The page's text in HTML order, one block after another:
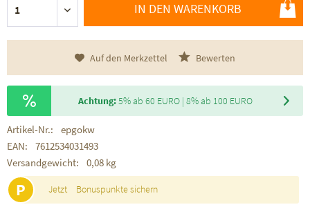
IN DEN WARENKORB
Auf den Merkzettel Bewerten
Achtung:5% ab 60 EURO | 8% ab 100 EURO
Artikel-Nr.:
epgokw
EAN:
7612534031493
Versandgewicht:
0,08 kg
P Jetzt Bonuspunkte sichern